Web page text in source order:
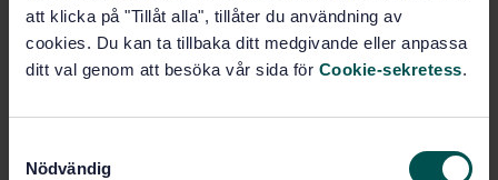
att klicka på "Tillåt alla", tillåter du användning av
cookies. Du kan ta tillbaka ditt medgivande eller anpassa
ditt val genom att besöka vår sida för Cookie-sekretess.
Nödvändig
Product information
SIS/TK 146/AG 64